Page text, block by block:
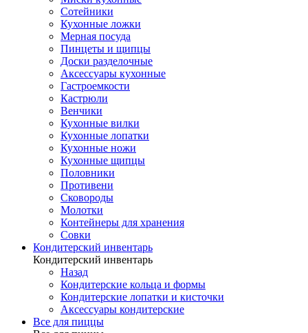
Сотейники
Кухонные ложки
Мерная посуда
Пинцеты и щипцы
Доски разделочные
Аксессуары кухонные
Гастроемкости
Кастрюли
Венчики
Кухонные вилки
Кухонные лопатки
Кухонные ножи
Кухонные щипцы
Половники
Противени
Сковороды
Молотки
Контейнеры для хранения
Совки
Кондитерский инвентарь
Кондитерский инвентарь
Назад
Кондитерские кольца и формы
Кондитерские лопатки и кисточки
Аксессуары кондитерские
Все для пиццы